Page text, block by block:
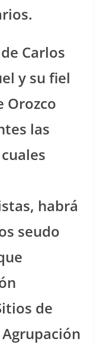
Carlos
y su fiel
Orozco
las
habrá
seudo
de